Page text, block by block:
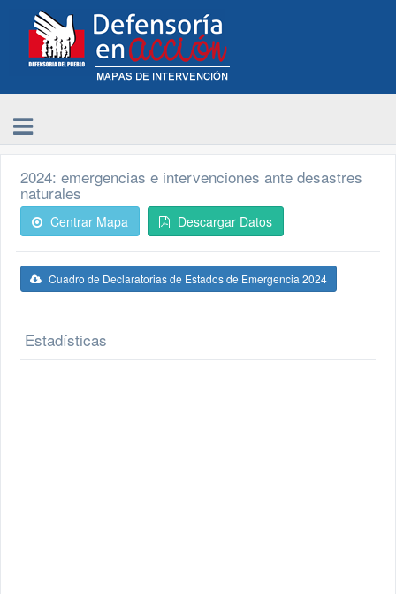
2024: emergencias e intervenciones ante desastres
naturales
Centrar Mapa Descargar Datos
Cuadro de Declaratorias de Estados de Emergencia 2024
Estadísticas